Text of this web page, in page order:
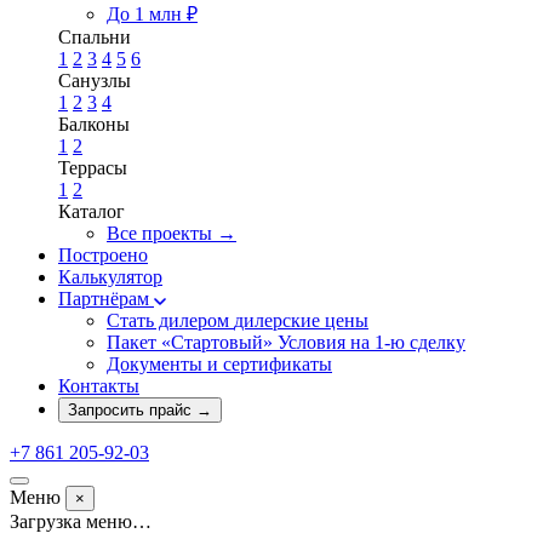
До 1 млн ₽
Спальни
1 2 3 4 5 6
Санузлы
1 2 3 4
Балконы
1 2
Террасы
1 2
Каталог
Все проекты →
Построено
Калькулятор
Партнёрам
Стать дилером дилерские цены
Пакет «Стартовый» Условия на 1-ю сделку
Документы и сертификаты
Контакты
Запросить прайс →
+7 861 205-92-03
Меню ×
Загрузка меню…